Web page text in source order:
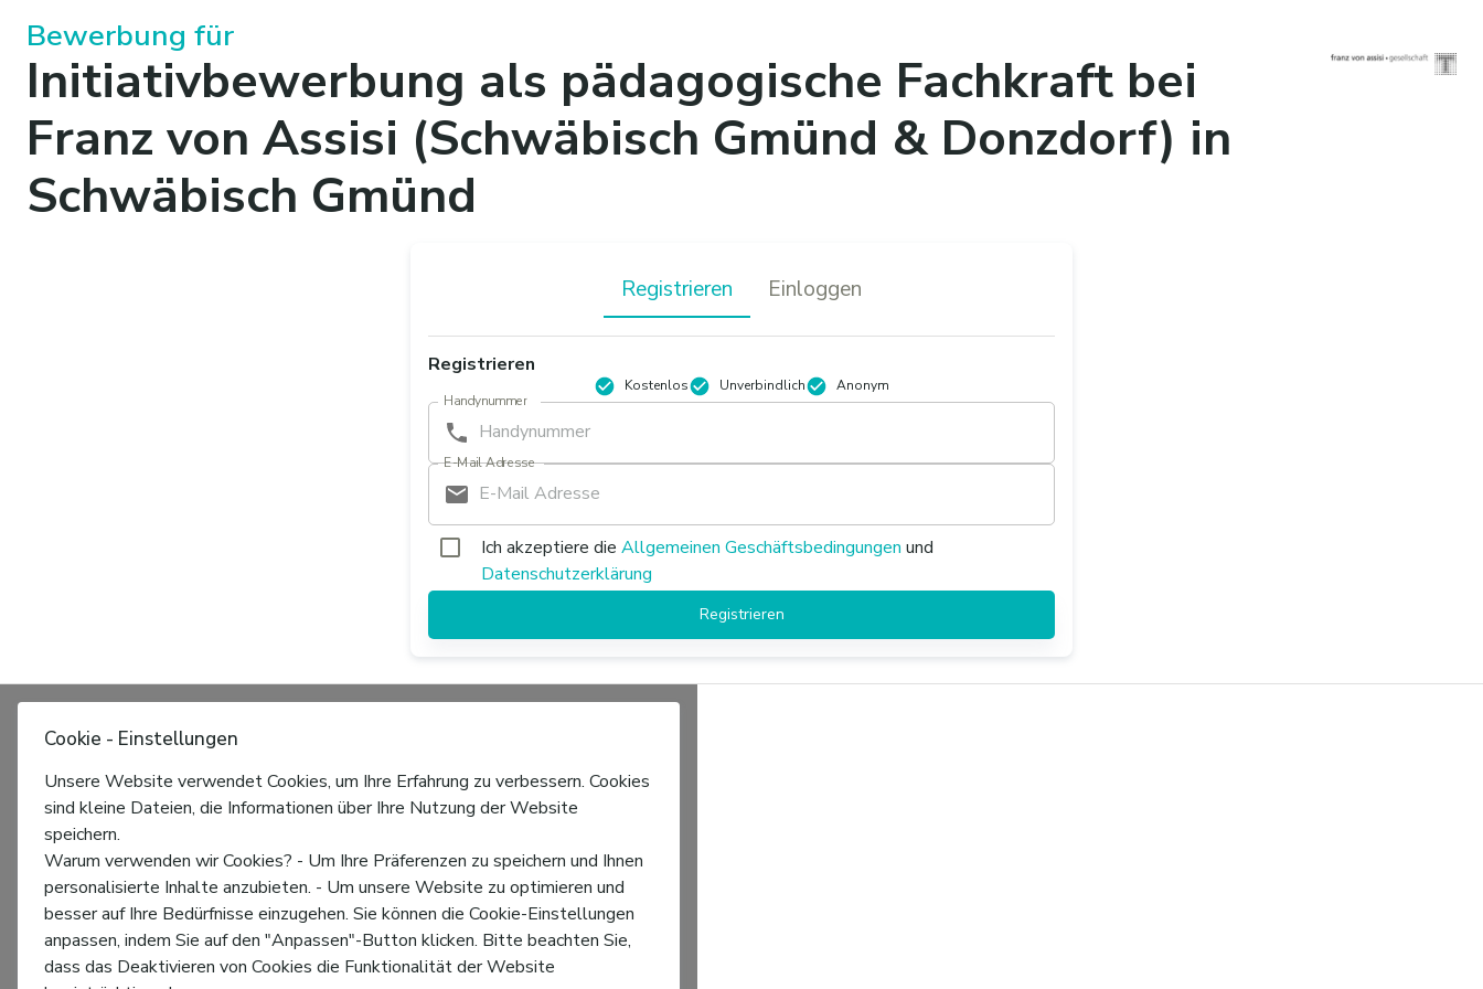
Bewerbung für
Initiativbewerbung als pädagogische Fachkraft bei
Franz von Assisi (Schwäbisch Gmünd & Donzdorf) in
Schwäbisch Gmünd
Registrieren Einloggen
Registrieren
Kostenlos Unverbindlich Anonym
Handynummer
E-Mail Adresse
Ich akzeptiere die Allgemeinen Geschäftsbedingungen und
Datenschutzerklärung
Registrieren
Cookie - Einstellungen
Unsere Website verwendet Cookies, um Ihre Erfahrung zu verbessern. Cookies
sind kleine Dateien, die Informationen über Ihre Nutzung der Website
speichern.
Warum verwenden wir Cookies? - Um Ihre Präferenzen zu speichern und Ihnen
personalisierte Inhalte anzubieten. - Um unsere Website zu optimieren und
besser auf Ihre Bedürfnisse einzugehen. Sie können die Cookie-Einstellungen
anpassen, indem Sie auf den "Anpassen"-Button klicken. Bitte beachten Sie,
dass das Deaktivieren von Cookies die Funktionalität der Website